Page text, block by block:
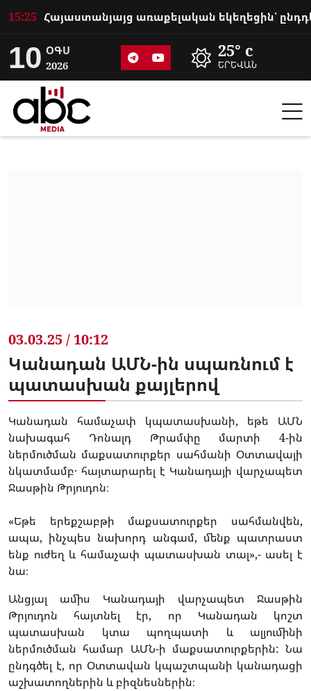
15:25
10 ՕԳՍ
2026
25° c
ԵՐԵՎԱՆ
03.03.25 / 10:12
Կանադան ԱՄՆ-ին սպառնում է
պատասխան քայլերով
Կանադան համաչափ կպատասխանի, եթե ԱՄՆ
նախագահ Դոնալդ Թրամփը մարտի 4-ին
ներմուծման մաքսատուրքեր սահմանի Օտտավայի
նկատմամբ․ հայտարարել է Կանադայի վարչապետ
Ջասթին Թրյուդոն։
«Եթե երեքշաբթի մաքսատուրքեր սահմանվեն,
ապա, ինչպես նախորդ անգամ, մենք պատրաստ
ենք ուժեղ և համաչափ պատասխան տալ»,- ասել է
նա։
Անցյալ ամիս Կանադայի վարչապետ Ջասթին
Թրյուդոն հայտնել էր, որ Կանադան կոշտ
պատասխան կտա պողպատի և ալյումինի
ներմուծման համար ԱՄՆ-ի մաքսատուրքերին: Նա
ընդգծել է, որ Օտտավան կպաշտպանի կանադացի
աշխատողներին և բիզնեսներին։